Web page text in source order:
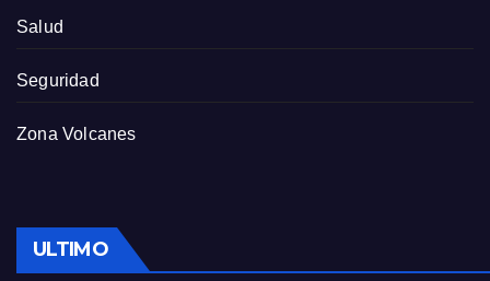
Salud
Seguridad
Zona Volcanes
ULTIMO